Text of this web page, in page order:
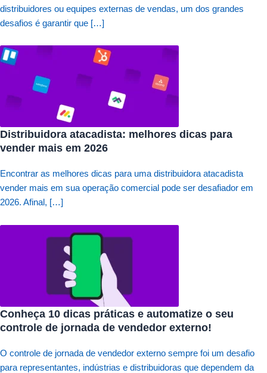
distribuidores ou equipes externas de vendas, um dos grandes
desafios é garantir que […]
Distribuidora atacadista: melhores dicas para
vender mais em 2026
Encontrar as melhores dicas para uma distribuidora atacadista
vender mais em sua operação comercial pode ser desafiador em
2026. Afinal, […]
Conheça 10 dicas práticas e automatize o seu
controle de jornada de vendedor externo!
O controle de jornada de vendedor externo sempre foi um desafio
para representantes, indústrias e distribuidoras que dependem da